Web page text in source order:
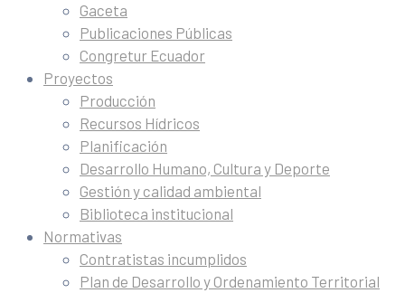
Gaceta
Publicaciones Públicas
Congretur Ecuador
Proyectos
Producción
Recursos Hídricos
Planificación
Desarrollo Humano, Cultura y Deporte
Gestión y calidad ambiental
Biblioteca institucional
Normativas
Contratistas incumplidos
Plan de Desarrollo y Ordenamiento Territorial